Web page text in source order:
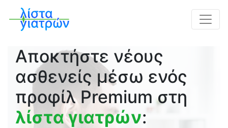
Αποκτήστε νέους
ασθενείς μέσω ενός
προφίλ Premium στη
λίστα γιατρών: